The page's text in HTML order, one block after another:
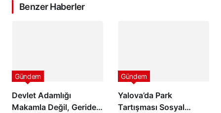
Benzer Haberler
Devlet Adamlığı
Makamla Değil, Geride
Gündem
Yalova’da Park
Tartışması Sosyal
Gündem